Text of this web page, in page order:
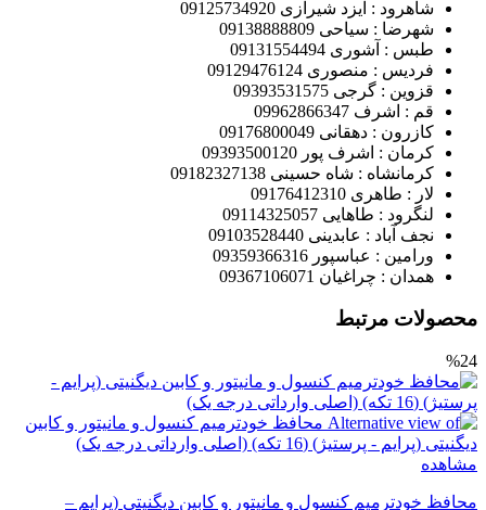
شاهرود : ایزد شیرازی 09125734920
شهرضا : سیاحی 09138888809
طبس : آشوری 09131554494
فردیس : منصوری 09129476124
قزوین : گرجی 09393531575
قم : اشرف 09962866347
کازرون : دهقانی 09176800049
کرمان : اشرف پور 09393500120
کرمانشاه : شاه حسینی 09182327138
لار : طاهری 09176412310
لنگرود : طاهایی 09114325057
نجف آباد : عابدینی 09103528440
ورامین : عباسپور 09359366316
همدان : چراغیان 09367106071
محصولات مرتبط
%24
مشاهده
محافظ خودترمیم کنسول و مانیتور و کابین دیگنیتی (پرایم –